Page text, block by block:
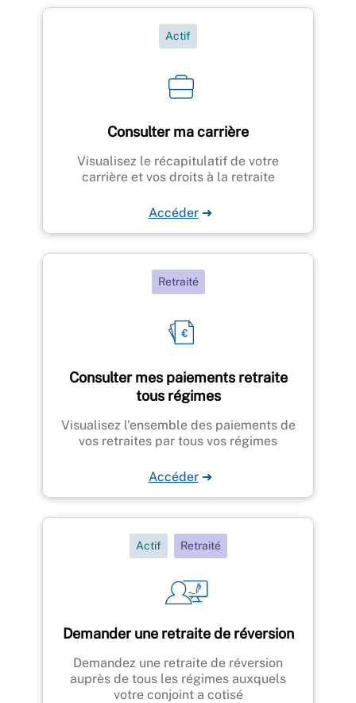
Consulter ma carrière
Actif
Visualisez le récapitulatif de votre
carrière et vos droits à la retraite
Accéder ➜
Consulter mes paiements retraite
tous régimes
Retraité
Visualisez l'ensemble des paiements de
vos retraites par tous vos régimes
Accéder ➜
Demander une retraite de réversion
Actif Retraité
Demandez une retraite de réversion
auprès de tous les régimes auxquels
votre conjoint a cotisé